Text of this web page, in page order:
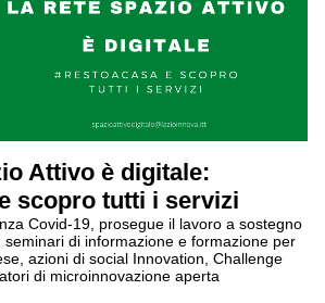
Attivo è digitale:
scopro tutti i servizi
Covid-19, prosegue il lavoro a sostegno
di informazione e formazione per
azioni di social Innovation, Challenge
di microinnovazione aperta